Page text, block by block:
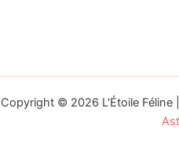
Copyright © 2026 L'Étoile Féline